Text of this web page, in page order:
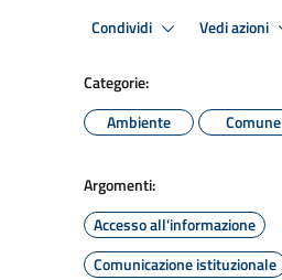
Condividi Vedi azioni
Categorie:
Ambiente
Comune
Argomenti:
Accesso all'informazione
Comunicazione istituzionale